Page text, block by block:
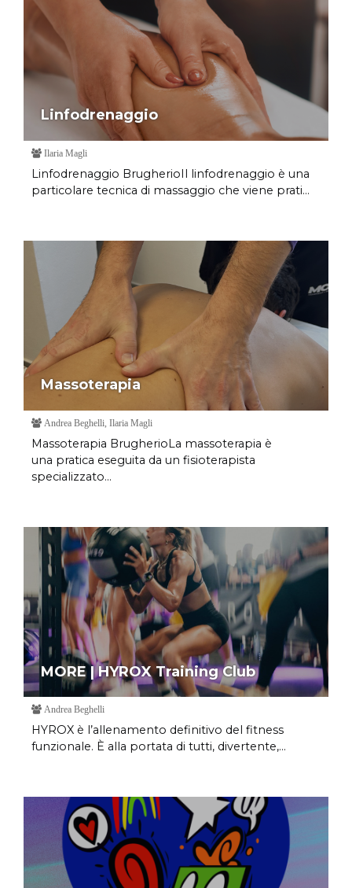
Linfodrenaggio
Ilaria Magli
Linfodrenaggio BrugherioIl linfodrenaggio è una
particolare tecnica di massaggio che viene prati...
Massoterapia
Andrea Beghelli, Ilaria Magli
Massoterapia BrugherioLa massoterapia è
una pratica eseguita da un fisioterapista
specializzato...
MORE | HYROX Training Club
Andrea Beghelli
HYROX è l’allenamento definitivo del fitness
funzionale. È alla portata di tutti, divertente,...